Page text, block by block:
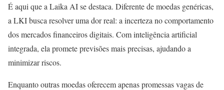
É aqui que a Laika AI se destaca. Diferente de moedas genéricas,
a LKI busca resolver uma dor real: a incerteza no comportamento
dos mercados financeiros digitais. Com inteligência artificial
integrada, ela promete previsões mais precisas, ajudando a
minimizar riscos.
Enquanto outras moedas oferecem apenas promessas vagas de